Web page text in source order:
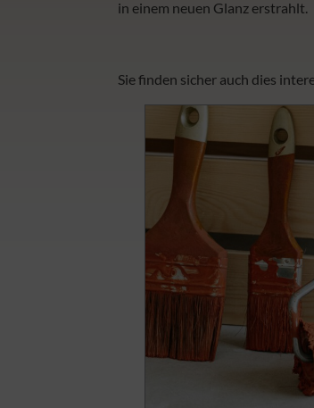
in einem neuen Glanz erstrahlt.
Sie finden sicher auch dies